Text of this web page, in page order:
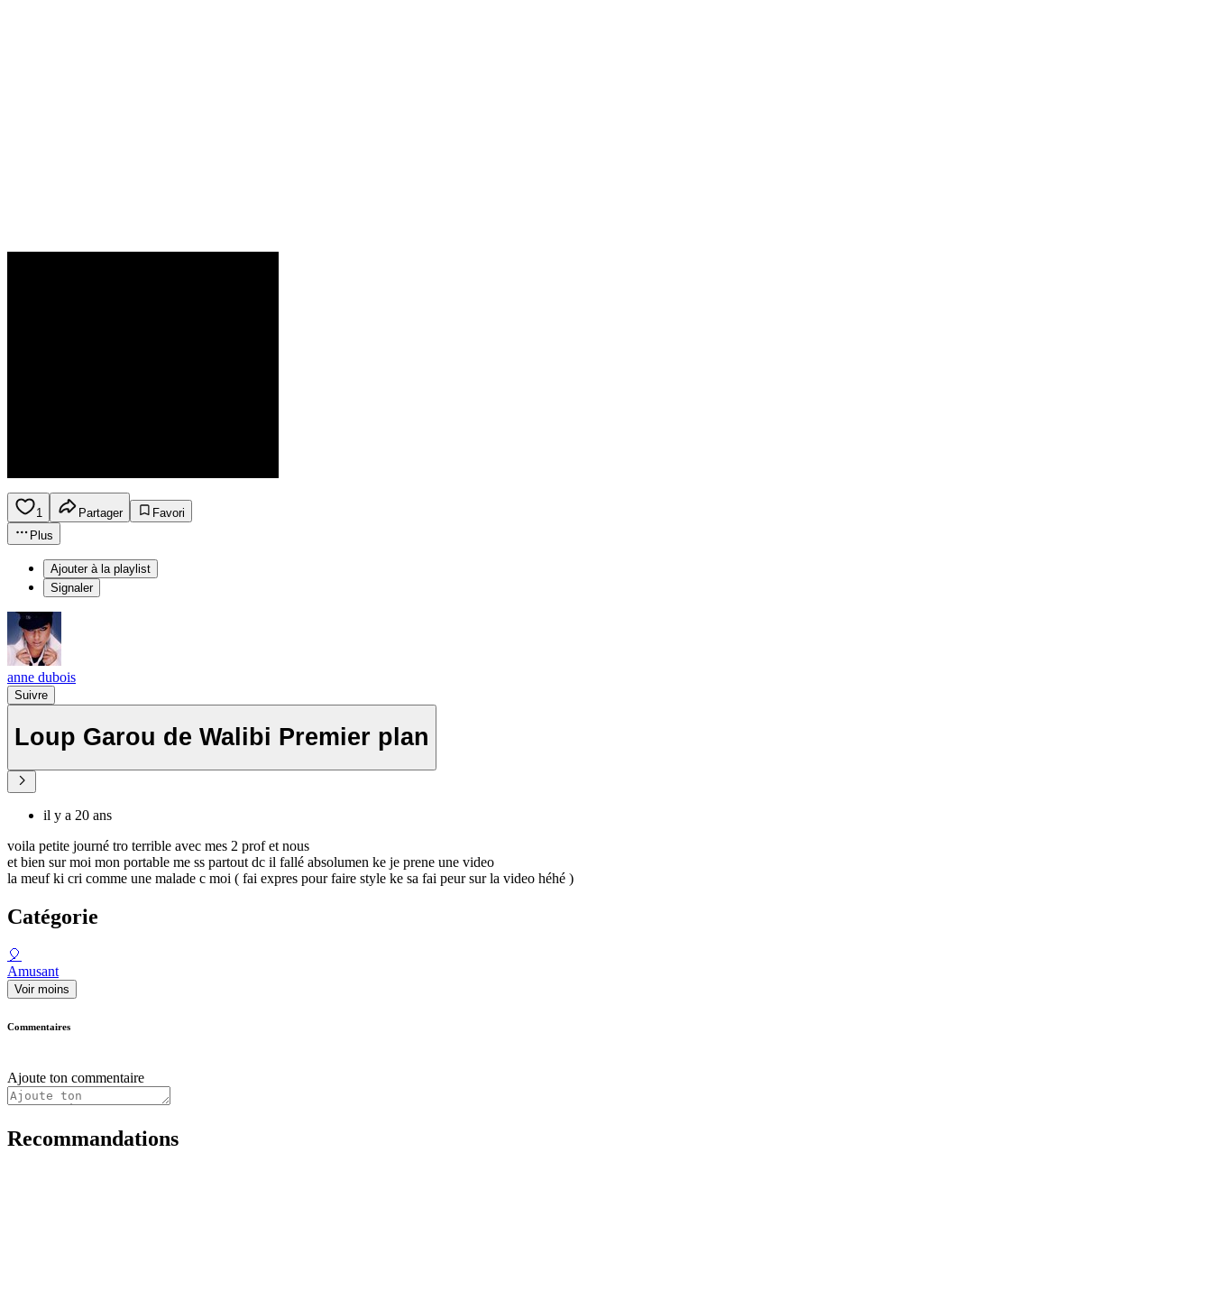
1 Partager
Favori
Plus
Ajouter à la playlist
Signaler
anne dubois
Suivre
Loup Garou de Walibi Premier plan
il y a 20 ans
voila petite journé tro terrible avec mes 2 prof et nous
et bien sur moi mon portable me ss partout dc il fallé absolumen ke je prene une video
la meuf ki cri comme une malade c moi ( fai expres pour faire style ke sa fai peur sur la video héhé )
Catégorie
🎈
Amusant
Voir moins
Commentaires
Ajoute ton commentaire
Recommandations